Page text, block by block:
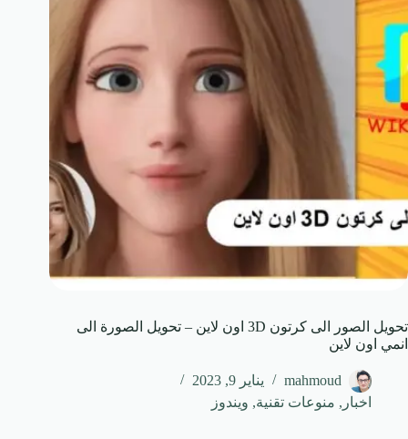
تحويل الصور الى كرتون 3D اون لاين – تحويل الصورة الى
انمي اون لاين
mahmoud
يناير 9, 2023
اخبار , منوعات تقنية, ويندوز